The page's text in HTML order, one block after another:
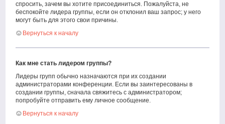
спросить, зачем вы хотите присоединиться. Пожалуйста, не
беспокойте лидера группы, если он отклонил ваш запрос; у него
могут быть для этого свои причины.
Вернуться к началу
Как мне стать лидером группы?
Лидеры групп обычно назначаются при их создании
администраторами конференции. Если вы заинтересованы в
создании группы, сначала свяжитесь с администратором;
попробуйте отправить ему личное сообщение.
Вернуться к началу